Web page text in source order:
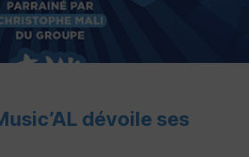
dévoile ses